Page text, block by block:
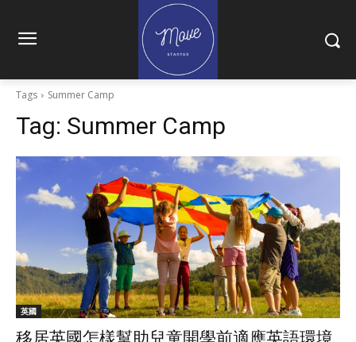
Tags Summer Camp
Tag: Summer Camp
英國
移居英國怎樣幫助兒童開學前適應英語環境